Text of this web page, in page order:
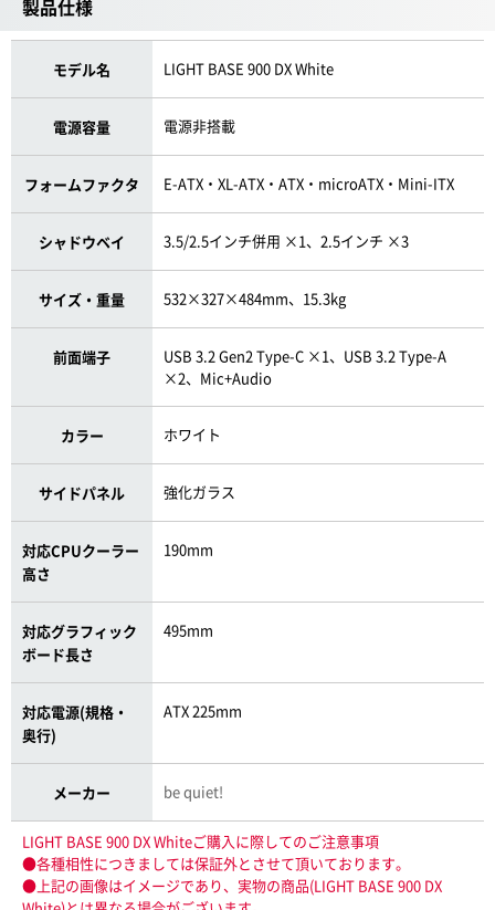
製品仕様
モデル名 LIGHT BASE 900 DX White
電源容量 電源非搭載
フォームファクタ E-ATX・XL-ATX・ATX・microATX・Mini-ITX
シャドウベイ 3.5/2.5インチ併用 ×1、2.5インチ ×3
サイズ・重量 532×327×484mm、15.3kg
前面端子
USB 3.2 Gen2 Type-C ×1、USB 3.2 Type-A
×2、Mic+Audio
カラー ホワイト
サイドパネル 強化ガラス
対応CPUクーラー
高さ
190mm
対応グラフィック
ボード長さ
495mm
対応電源(規格・
奥行)
ATX 225mm
メーカー be quiet!
LIGHT BASE 900 DX Whiteご購入に際してのご注意事項
●各種相性につきましては保証外とさせて頂いております。
●上記の画像はイメージであり、実物の商品(LIGHT BASE 900 DX